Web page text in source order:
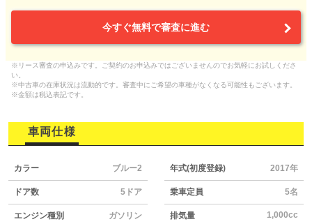
今すぐ無料で審査に進む
※リース審査の申込みです。ご契約のお申込みではございませんのでお気軽にお試しくださ
い。
※中古車の在庫状況は流動的です。審査中にご希望の車種がなくなる可能性もございます。
※金額は税込表記です。
車両仕様
カラー ブルー2 年式(初度登録) 2017年
ドア数 5ドア 乗車定員 5名
エンジン種別 ガソリン 排気量 1,000cc